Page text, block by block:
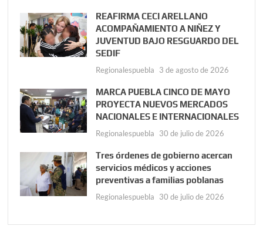
REAFIRMA CECI ARELLANO
ACOMPAÑAMIENTO A NIÑEZ Y
JUVENTUD BAJO RESGUARDO DEL
SEDIF
Regionalespuebla 3 de agosto de 2026
MARCA PUEBLA CINCO DE MAYO
PROYECTA NUEVOS MERCADOS
NACIONALES E INTERNACIONALES
Regionalespuebla 30 de julio de 2026
Tres órdenes de gobierno acercan
servicios médicos y acciones
preventivas a familias poblanas
Regionalespuebla 30 de julio de 2026